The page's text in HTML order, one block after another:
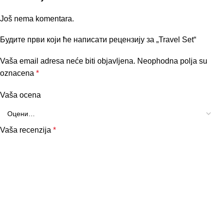
Još nema komentara.
Будите први који ће написати рецензију за „Travel Set“
Vaša email adresa neće biti objavljena. Neophodna polja su
oznacena *
Vaša ocena
Vaša recenzija *